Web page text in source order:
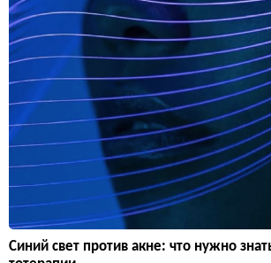
Синий свет против акне: что нужно